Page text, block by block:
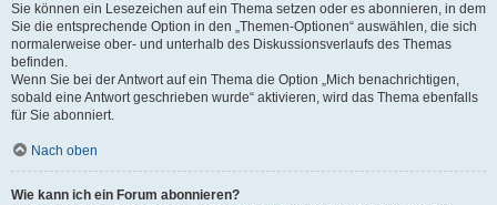
Sie können ein Lesezeichen auf ein Thema setzen oder es abonnieren, in dem
Sie die entsprechende Option in den „Themen-Optionen“ auswählen, die sich
normalerweise ober- und unterhalb des Diskussionsverlaufs des Themas
befinden.
Wenn Sie bei der Antwort auf ein Thema die Option „Mich benachrichtigen,
sobald eine Antwort geschrieben wurde“ aktivieren, wird das Thema ebenfalls
für Sie abonniert.
Nach oben
Wie kann ich ein Forum abonnieren?